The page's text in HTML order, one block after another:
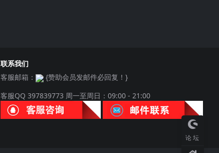
联系我们
客服邮箱：
{赞助会员发邮件必回复！}
客服QQ 397839773 周一至周日：09:00 - 21:00
论坛